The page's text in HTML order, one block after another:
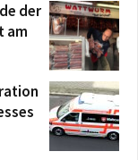
der
am